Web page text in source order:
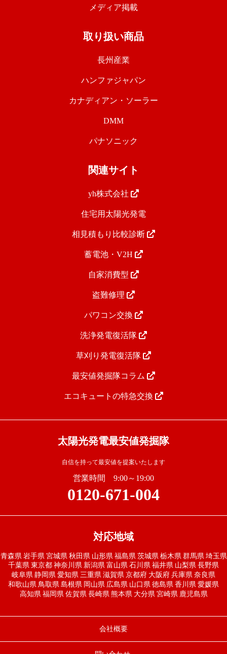
メディア掲載
取り扱い商品
長州産業
ハンファジャパン
カナディアン・ソーラー
DMM
パナソニック
関連サイト
yh株式会社
住宅用太陽光発電
相見積もり比較診断
蓄電池・V2H
自家消費型
盗難修理
パワコン交換
洗浄発電復活隊
草刈り発電復活隊
最安値発掘隊コラム
エコキュートの特急交換
太陽光発電最安値発掘隊
自信を持って最安値を提案いたします
営業時間 9:00～19:00
0120-671-004
対応地域
青森県 岩手県 宮城県 秋田県 山形県 福島県 茨城県 栃木県 群馬県 埼玉県
千葉県 東京都 神奈川県 新潟県 富山県 石川県 福井県 山梨県 長野県
岐阜県 静岡県 愛知県 三重県 滋賀県 京都府 大阪府 兵庫県 奈良県
和歌山県 鳥取県 島根県 岡山県 広島県 山口県 徳島県 香川県 愛媛県
高知県 福岡県 佐賀県 長崎県 熊本県 大分県 宮崎県 鹿児島県
会社概要